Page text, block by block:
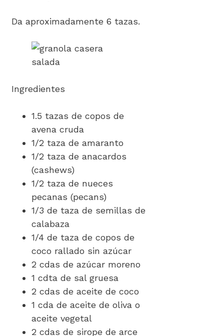
Da aproximadamente 6 tazas.
Ingredientes
1.5 tazas de copos de
avena cruda
1/2 taza de amaranto
1/2 taza de anacardos
(cashews)
1/2 taza de nueces
pecanas (pecans)
1/3 de taza de semillas de
calabaza
1/4 de taza de copos de
coco rallado sin azúcar
2 cdas de azúcar moreno
1 cdta de sal gruesa
2 cdas de aceite de coco
1 cda de aceite de oliva o
aceite vegetal
2 cdas de sirope de arce